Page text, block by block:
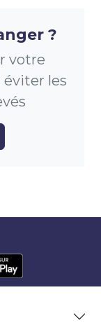
?
votre
éviter les